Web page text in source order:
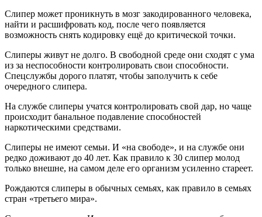
Слипер может проникнуть в мозг закодированного человека,
найти и расшифровать код, после чего появляется
возможность снять кодировку ещё до критической точки.
Слиперы живут не долго. В свободной среде они сходят с ума
из за неспособности контролировать свои способности.
Спецслужбы дорого платят, чтобы заполучить к себе
очередного слипера.
На службе слиперы учатся контролировать свой дар, но чаще
происходит банальное подавление способностей
наркотическими средствами.
Слиперы не имеют семьи. И «на свободе», и на службе они
редко доживают до 40 лет. Как правило к 30 слипер молод
только внешне, на самом деле его организм усиленно стареет.
Рождаются слиперы в обычных семьях, как правило в семьях
стран «третьего мира».